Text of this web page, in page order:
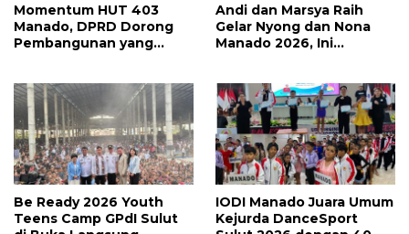
Momentum HUT 403
Manado, DPRD Dorong
Pembangunan yang
Andi dan Marsya Raih
Gelar Nyong dan Nona
Manado 2026, Ini
Be Ready 2026 Youth
Teens Camp GPdI Sulut
IODI Manado Juara Umum
Kejurda DanceSport